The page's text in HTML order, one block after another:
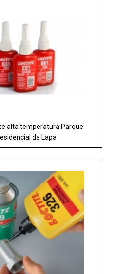
alta temperatura Parque
da Lapa